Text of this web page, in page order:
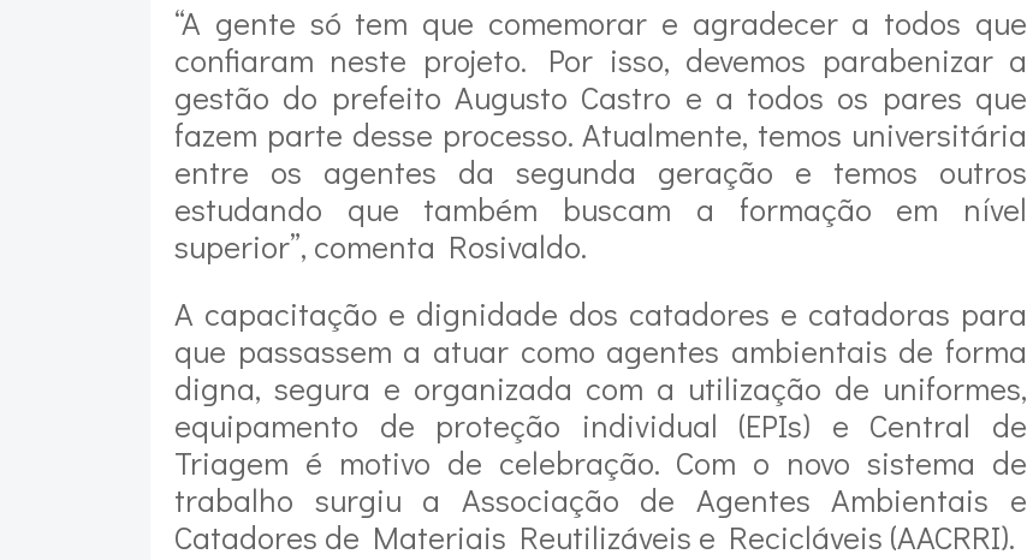
“A gente só tem que comemorar e agradecer a todos que
confiaram neste projeto. Por isso, devemos parabenizar a
gestão do prefeito Augusto Castro e a todos os pares que
fazem parte desse processo. Atualmente, temos universitária
entre os agentes da segunda geração e temos outros
estudando que também buscam a formação em nível
superior”, comenta Rosivaldo.
A capacitação e dignidade dos catadores e catadoras para
que passassem a atuar como agentes ambientais de forma
digna, segura e organizada com a utilização de uniformes,
equipamento de proteção individual (EPIs) e Central de
Triagem é motivo de celebração. Com o novo sistema de
trabalho surgiu a Associação de Agentes Ambientais e
Catadores de Materiais Reutilizáveis e Recicláveis (AACRRI).